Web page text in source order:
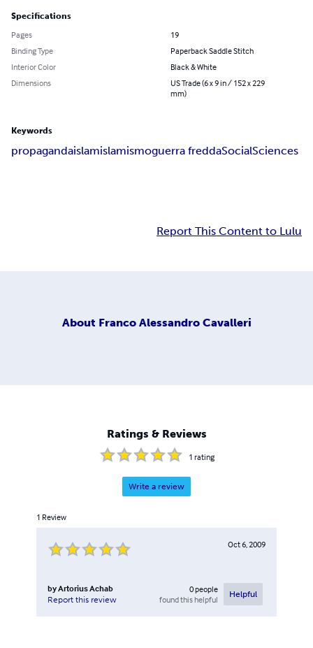
Specifications
Pages
19
Binding Type
Paperback Saddle Stitch
Interior Color
Black & White
Dimensions
US Trade (6 x 9 in / 152 x 229
mm)
Keywords
propagandaislamislamismoguerra freddaSocialSciences
Report This Content to Lulu
About Franco Alessandro Cavalleri
Ratings & Reviews
1 rating
Write a review
1 Review
Oct 6, 2009
byArtorius Achab
Report this review
0people
found this helpful
Helpful